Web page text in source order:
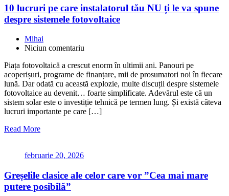
10 lucruri pe care instalatorul tău NU ți le va spune
despre sistemele fotovoltaice
Mihai
Niciun comentariu
Piața fotovoltaică a crescut enorm în ultimii ani. Panouri pe
acoperișuri, programe de finanțare, mii de prosumatori noi în fiecare
lună. Dar odată cu această explozie, multe discuții despre sistemele
fotovoltaice au devenit… foarte simplificate. Adevărul este că un
sistem solar este o investiție tehnică pe termen lung. Și există câteva
lucruri importante pe care […]
Read More
februarie 20, 2026
Greșelile clasice ale celor care vor ”Cea mai mare
putere posibilă”